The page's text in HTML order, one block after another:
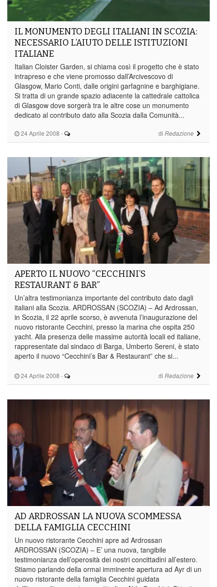
24 Aprile 2008 - di Redazione
IL MONUMENTO DEGLI ITALIANI IN SCOZIA:
NECESSARIO L’AIUTO DELLE ISTITUZIONI
ITALIANE
Italian Cloister Garden, si chiama così il progetto che è stato
intrapreso e che viene promosso dall’Arcivescovo di
Glasgow, Mario Conti, dalle origini garfagnine e barghigiane.
Si tratta di un grande spazio adiacente la cattedrale cattolica
di Glasgow dove sorgerà tra le altre cose un monumento
dedicato al contributo dato alla Scozia dalla Comunità...
24 Aprile 2008 - di Redazione
APERTO IL NUOVO “CECCHINI’S
RESTAURANT & BAR”
Un’altra testimonianza importante del contributo dato dagli
italiani alla Scozia. ARDROSSAN (SCOZIA) – Ad Ardrossan,
in Scozia, il 22 aprile scorso, è avvenuta l’inaugurazione del
nuovo ristorante Cecchini, presso la marina che ospita 250
yacht. Alla presenza delle massime autorità locali ed italiane,
rappresentate dal sindaco di Barga, Umberto Sereni, è stato
aperto il nuovo “Cecchini’s Bar & Restaurant” che si...
AD ARDROSSAN LA NUOVA SCOMMESSA
DELLA FAMIGLIA CECCHINI
Un nuovo ristorante Cecchini apre ad Ardrossan
ARDROSSAN (SCOZIA) – E’ una nuova, tangibile
testimonianza dell’operosità dei nostri concittadini all’estero.
Stiamo parlando della ormai imminente apertura ad Ayr di un
nuovo ristorante della famiglia Cecchini guidata